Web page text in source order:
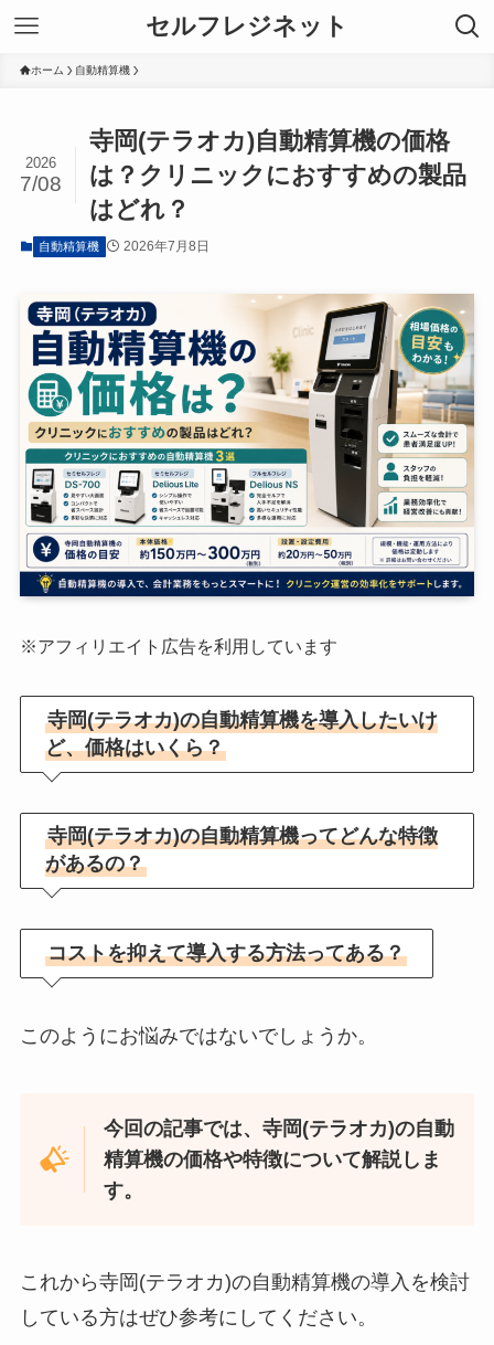
セルフレジネット
ホーム 自動精算機
寺岡(テラオカ)自動精算機の価格
は？クリニックにおすすめの製品
はどれ？
2026
7/08
自動精算機 2026年7月8日
※アフィリエイト広告を利用しています
寺岡(テラオカ)の自動精算機を導入したいけ
ど、価格はいくら？
寺岡(テラオカ)の自動精算機ってどんな特徴
があるの？
コストを抑えて導入する方法ってある？
このようにお悩みではないでしょうか。
今回の記事では、寺岡(テラオカ)の自動
精算機の価格や特徴について解説しま
す。
これから寺岡(テラオカ)の自動精算機の導入を検討
している方はぜひ参考にしてください。